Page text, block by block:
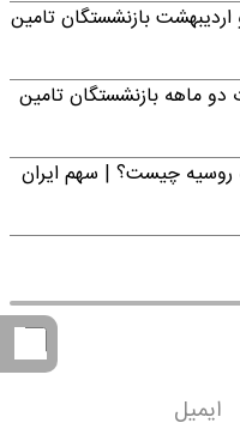
بازنشستگان تامین
دو ماهه بازنشستگان تامین
روسیه چیست؟ | سهم ایران
ایمیل